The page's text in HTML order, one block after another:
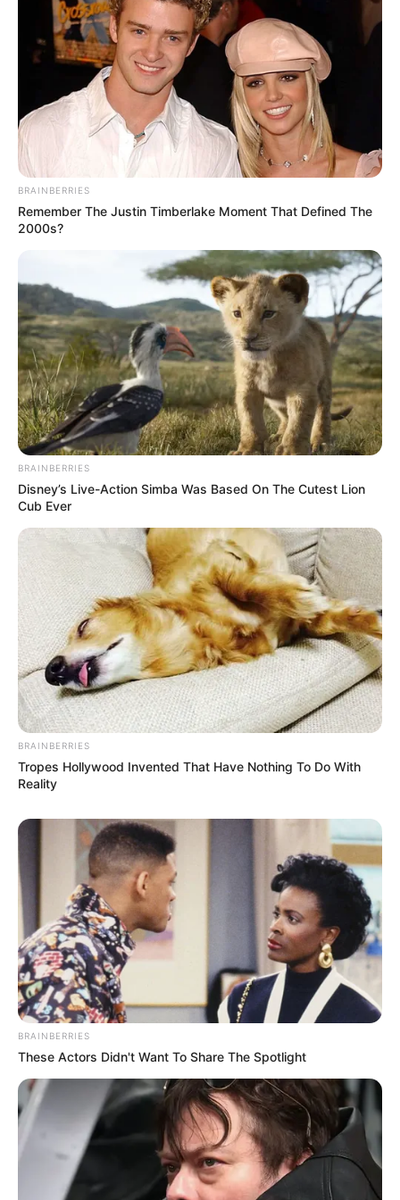
Daftar isi
Biodata& Profil
Nama Lengkap:Beyoncé GiselleKnowles
Nama Panggilan: Bee, JuJu, Queen B, Mothe
Tempat, Tanggal Lahir: Houston, Texas, Amerika Serikat, 4
September 1981
Kewarganegaraan: Amerika Serikat
Pendidikan: Alief Elsik High School
Agama: Kristen
Tinggi: 170 cm
Orang Tua: Mathew Knowles (ayah), Tina Knowles (ibu)
Lawson, Solange Knowles
Suami: Jay Z (Menikah 2008)
Profesi: Penyanyi, Penulis Lagu, Aktris
Hobi: Menyanyi, Berenang
Facebook:@Beyonce
Twitter:@Beyonce
Instagram:@beyonce
TikTok: –
YouTube:
Fakta Menarik
Karena kepedulian sosial yang tinggi, pernah didaulat menjadi
duta Hari Kemanusiaan Dunia yang terkait dengan PBB di
tahun 2012.
Penyanyi favoritnya adalah Stevie Wonder, sementara aktor
favoritnya ialah Tom Hanks.
Angka favorit yang menjadi ciri khasnya adalah 4. Selain
menjadi tanggal lahirnya, tanggal 4 juga merupakan tanggal
lahir ibu, suami, dan tanggal pernikahannya.
Pernah mengalami depresi ketika anggota Destiny’s Child, yaitu
Luckett dan Roberson, meninggalkan grup. Hal ini disebabkan
oleh kritik dan kecaman media yang tertuju kepadanya.
Pencapaian fenomenalnya selama berkarier ialah menjadi musisi
wanita pertama yang memiliki 6 album pertama memuncaki
BRAINBERRIES
Remember The Justin Timberlake Moment That Defined The
2000s?
BRAINBERRIES
Disney’s Live-Action Simba Was Based On The Cutest Lion
Cub Ever
BRAINBERRIES
Tropes Hollywood Invented That Have Nothing To Do With
Reality
BRAINBERRIES
These Actors Didn't Want To Share The Spotlight